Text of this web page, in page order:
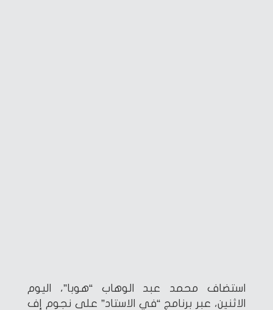
استضاف محمد عبد الوهاب “هوبا”، اليوم
الاثنين، عبر برنامج “في الاستاد” على نجوم إف